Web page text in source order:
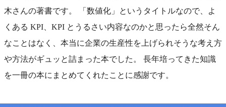
木さんの著書です。 「数値化」というタイトルなので、よ
くある KPI、KPI とうるさい内容なのかと思ったら全然そん
なことはなく、本当に企業の生産性を上げられそうな考え方
や方法がギュッと詰まった本でした。 長年培ってきた知識
を一冊の本にまとめてくれたことに感謝です。